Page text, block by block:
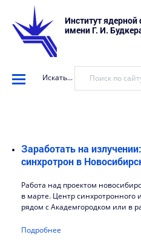
Институт ядерной
имени Г. И.
Искать...
Заработать на
синхротрон в
Работа над проектом
в марте. Центр синхротронного
рядом с Академгородком или в
Подробнее